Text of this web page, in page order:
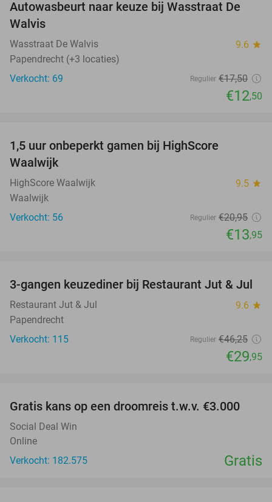
29%
Autowasbeurt naar keuze bij Wasstraat De
Walvis
Wasstraat De Walvis 9.6 star
Papendrecht (+3 locaties)
Verkocht: 69
Regulier €17,50
€12,50
TODAY
1,5 uur onbeperkt gamen bij HighScore
Waalwijk
HighScore Waalwijk 9.5 star
Waalwijk
Verkocht: 56
Regulier €20,95
€13,95
35%
3-gangen keuzediner bij Restaurant Jut & Jul
Restaurant Jut & Jul 9.6 star
Papendrecht
Verkocht: 115
Regulier €46,25
€29,95
Gratis kans op een droomreis t.w.v. €3.000
Social Deal Win
Online
Verkocht: 182.575
Gratis